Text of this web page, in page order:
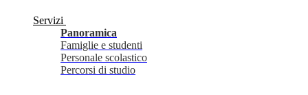
Servizi
Panoramica
Famiglie e studenti
Personale scolastico
Percorsi di studio